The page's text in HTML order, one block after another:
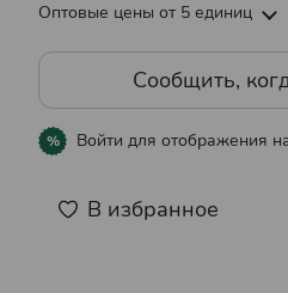
Оптовые цены от 5 единиц
Сообщить,
% Войти для отображения
В избранное